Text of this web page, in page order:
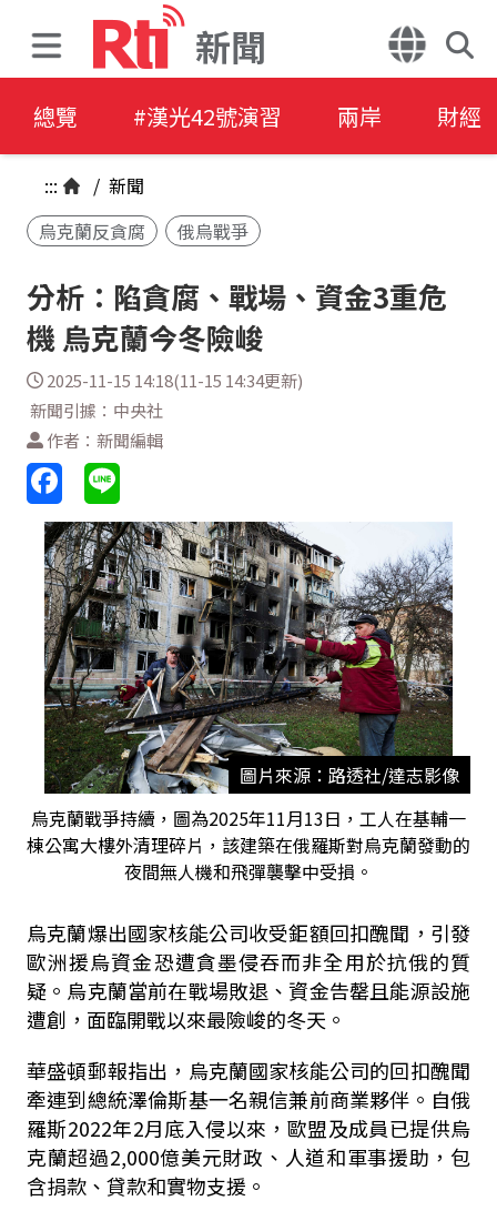
新聞
總覽 #漢光42號演習 兩岸 財經
::: / 新聞
烏克蘭反貪腐
俄烏戰爭
分析：陷貪腐、戰場、資金3重危
機 烏克蘭今冬險峻
2025-11-15 14:18(11-15 14:34更新)
新聞引據：中央社
作者：新聞編輯
圖片來源：路透社/達志影像
烏克蘭戰爭持續，圖為2025年11月13日，工人在基輔一
棟公寓大樓外清理碎片，該建築在俄羅斯對烏克蘭發動的
夜間無人機和飛彈襲擊中受損。
烏克蘭爆出國家核能公司收受鉅額回扣醜聞，引發
歐洲援烏資金恐遭貪墨侵吞而非全用於抗俄的質
疑。烏克蘭當前在戰場敗退、資金告罄且能源設施
遭創，面臨開戰以來最險峻的冬天。
華盛頓郵報指出，烏克蘭國家核能公司的回扣醜聞
牽連到總統澤倫斯基一名親信兼前商業夥伴。自俄
羅斯2022年2月底入侵以來，歐盟及成員已提供烏
克蘭超過2,000億美元財政、人道和軍事援助，包
含捐款、貸款和實物支援。